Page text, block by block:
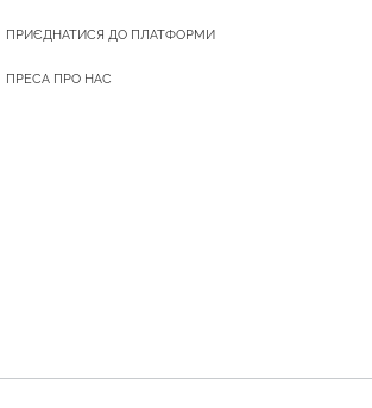
ПРИЄДНАТИСЯ ДО ПЛАТФОРМИ
ПРЕСА ПРО НАС